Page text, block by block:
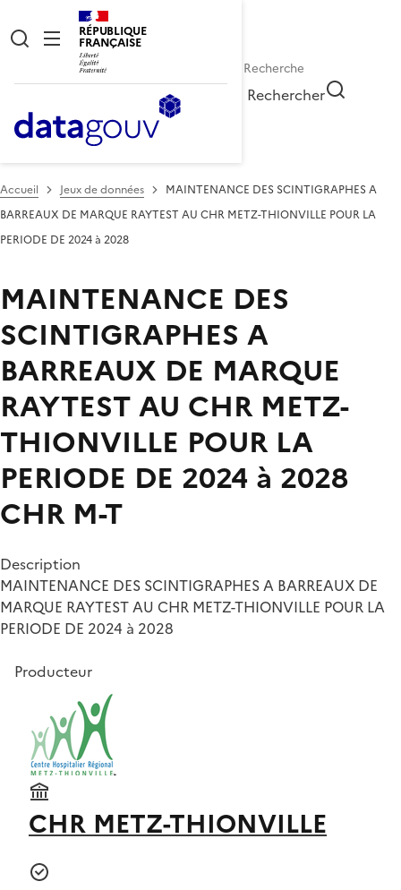
RÉPUBLIQUE
FRANÇAISE
Rechercher
Accueil Jeux de données
MAINTENANCE DES SCINTIGRAPHES A
BARREAUX DE MARQUE RAYTEST AU CHR METZ-THIONVILLE POUR LA
PERIODE DE 2024 à 2028
MAINTENANCE DES
SCINTIGRAPHES A
BARREAUX DE MARQUE
RAYTEST AU CHR METZ-
THIONVILLE POUR LA
PERIODE DE 2024 à 2028
CHR M-T
Description
MAINTENANCE DES SCINTIGRAPHES A BARREAUX DE
MARQUE RAYTEST AU CHR METZ-THIONVILLE POUR LA
PERIODE DE 2024 à 2028
Producteur
CHR METZ-THIONVILLE